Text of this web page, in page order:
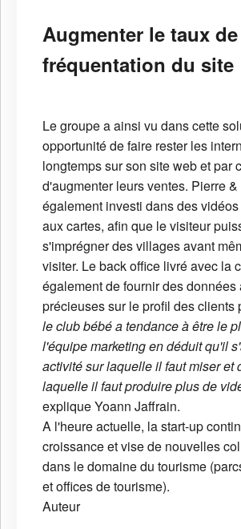
Augmenter le taux de
fréquentation du site
Le groupe a ainsi vu dans cette
opportunité de faire rester les
longtemps sur son site web et par
d'augmenter leurs ventes. Pierre
également investi dans des
aux cartes, afin que le visiteur
s'imprégner des villages avant
visiter. Le back office livré avec la
également de fournir des
précieuses sur le profil des clients
le club bébé a tendance à être le
l'équipe marketing en déduit qu'il
activité sur laquelle il faut miser et
laquelle il faut produire plus de
explique Yoann Jaffrain.
A l'heure actuelle, la start-up
croissance et vise de nouvelles
dans le domaine du tourisme
et offices de tourisme).
Auteur